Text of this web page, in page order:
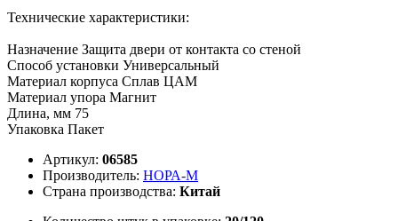
Технические характеристики:
Назначение Защита двери от контакта со стеной
Способ установки Универсальный
Материал корпуса Сплав ЦАМ
Материал упора Магнит
Длина, мм 75
Упаковка Пакет
Артикул: 06585
Производитель: НОРА-М
Страна производства: Китай